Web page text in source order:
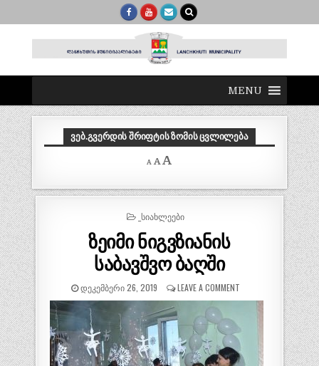
MENU
ᲕᲔᲑ.ᲒᲕᲔᲠᲓᲘᲡ ᲨᲠᲘᲤᲢᲘᲡ ᲖᲝᲛᲘᲡ ᲪᲕᲚᲘᲚᲔᲑᲐ
A
Decrease
font
A Reset
A
size.
POSTED
_ᲡᲘᲐᲮᲚᲔᲔᲑᲘ
ზეიმი ნიგვზიანის
საბავშვო ბაღში
ᲓᲔᲙᲔᲛᲑᲔᲠᲘ 26, 2019 LEAVE A COMMENT